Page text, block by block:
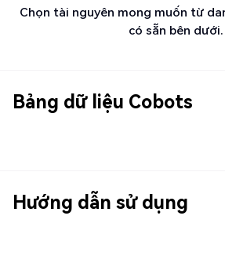
Chọn tài nguyên mong muốn từ
có sẵn bên dưới.
Bảng dữ liệu Cobots
Hướng dẫn sử dụng